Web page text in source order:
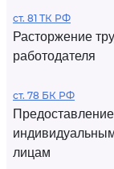
ст. 81 ТК РФ
Расторжение
работодателя
ст. 78 БК РФ
лицам